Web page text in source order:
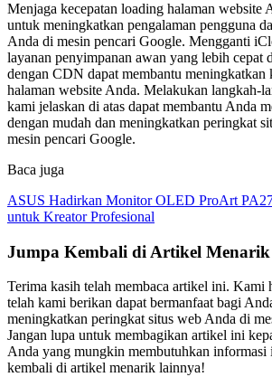
Menjaga kecepatan loading halaman website
untuk meningkatkan pengalaman pengguna
Anda di mesin pencari Google. Mengganti
layanan penyimpanan awan yang lebih cepat
dengan CDN dapat membantu meningkatkan
halaman website Anda. Melakukan langkah-
kami jelaskan di atas dapat membantu Anda
dengan mudah dan meningkatkan peringkat
mesin pencari Google.
Baca juga
ASUS Hadirkan Monitor OLED ProArt
untuk Kreator Profesional
Jumpa Kembali di Artikel
Terima kasih telah membaca artikel ini. Kami
telah kami berikan dapat bermanfaat bagi
meningkatkan peringkat situs web Anda di
Jangan lupa untuk membagikan artikel ini
Anda yang mungkin membutuhkan informasi
kembali di artikel menarik lainnya!